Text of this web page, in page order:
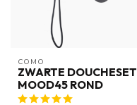
COMO
ZWARTE DOUCHESET
MOOD45 ROND